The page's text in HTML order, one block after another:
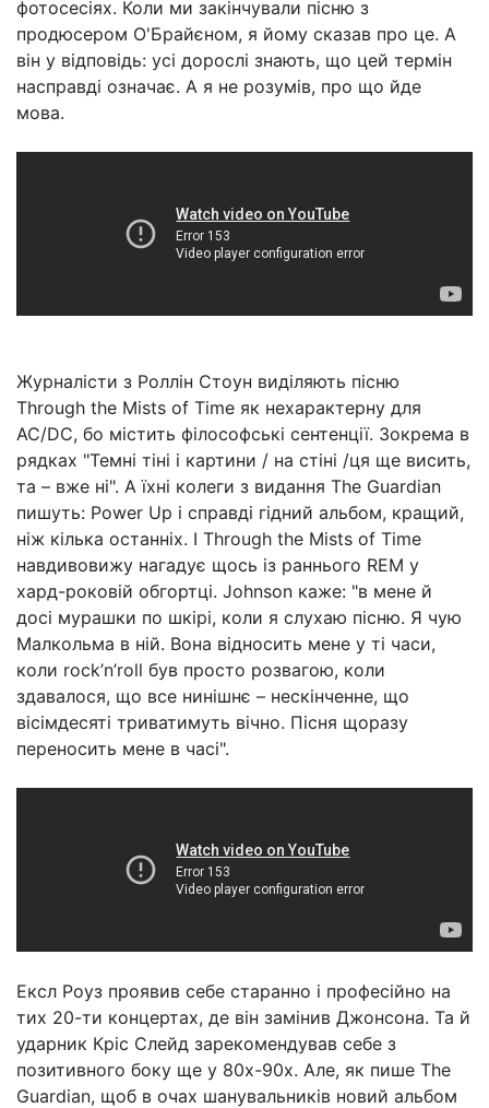
фотосесіях. Коли ми закінчували пісню з
продюсером О'Брайєном, я йому сказав про це. А
він у відповідь: усі дорослі знають, що цей термін
насправді означає. А я не розумів, про що йде
мова.
Журналісти з Роллін Стоун виділяють пісню
Through the Mists of Time як нехарактерну для
AC/DC, бо містить філософські сентенції. Зокрема в
рядках "Темні тіні і картини / на стіні /ця ще висить,
та – вже ні". А їхні колеги з видання The Guardian
пишуть: Power Up і справді гідний альбом, кращий,
ніж кілька останніх. І Through the Mists of Time
навдивовижу нагадує щось із раннього REM у
хард-роковій обгортці. Johnson каже: "в мене й
досі мурашки по шкірі, коли я слухаю пісню. Я чую
Малкольма в ній. Вона відносить мене у ті часи,
коли rock’n’roll був просто розвагою, коли
здавалося, що все нинішнє – нескінченне, що
вісімдесяті триватимуть вічно. Пісня щоразу
переносить мене в часі".
Ексл Роуз проявив себе старанно і професійно на
тих 20-ти концертах, де він замінив Джонсона. Та й
ударник Кріс Слейд зарекомендував себе з
позитивного боку ще у 80х-90х. Але, як пише The
Guardian, щоб в очах шанувальників новий альбом